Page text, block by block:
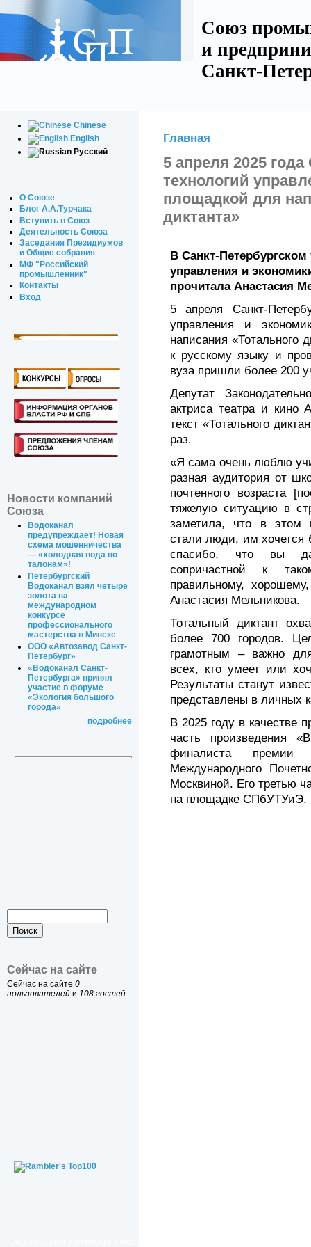
Союз
и
Санкт-
Chinese
English
Русский
О Союзе
Блог А.А.Турчака
Вступить в Союз
Деятельность Союза
Заседания Президиумов
и Общие собрания
МФ "Российский
промышленник"
Контакты
Вход
Новости компаний
Союза
Водоканал
предупреждает! Новая
схема мошенничества
— «холодная вода по
талонам»!
Петербургский
Водоканал взял четыре
золота на
международном
конкурсе
профессионального
мастерства в Минске
ООО «Автозавод Санкт-
Петербург»
«Водоканал Санкт-
Петербурга» принял
участие в форуме
«Экология большого
города»
подробнее
Сейчас на сайте
Сейчас на сайте 0
пользователей и 108 гостей.
Главная
5 апреля 2025
технологий
площадкой для
диктанта»
В Санкт-Петербургском
управления и
прочитала Анастасия
5 апреля Санкт-
управления и
написания «Тотального
к русскому языку и
вуза пришли более 200
Депутат
актриса театра и кино
текст «Тотального
раз.
«Я сама очень люблю
разная аудитория от
почтенного возраста
тяжелую ситуацию в
заметила, что в этом
стали люди, им хочется
спасибо, что вы
сопричастной к
правильному,
Анастасия Мельникова.
Тотальный диктант
более 700 городов.
грамотным – важно
всех, кто умеет или
Результаты станут
представлены в личных
В 2025 году в качестве
часть произведения
финалиста премии
Международного
Москвиной. Его третью
на площадке СПбУТУиЭ.